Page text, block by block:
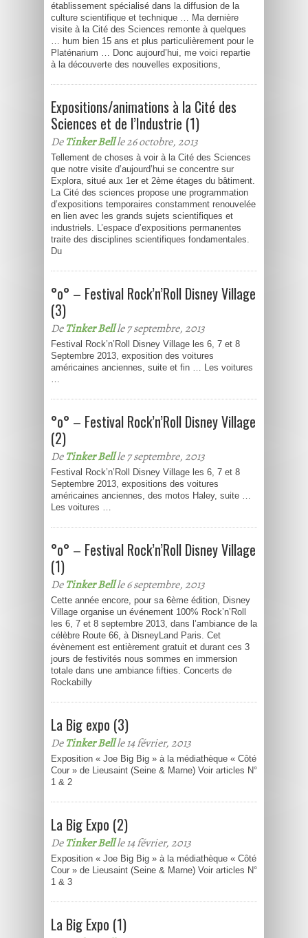
établissement spécialisé dans la diffusion de la
culture scientifique et technique … Ma dernière
visite à la Cité des Sciences remonte à quelques
… hum bien 15 ans et plus particulièrement pour le
Platénarium … Donc aujourd’hui, me voici repartie
à la découverte des nouvelles expositions,
Expositions/animations à la Cité des
Sciences et de l’Industrie (1)
DeTinker Bellle 26 octobre, 2013
Tellement de choses à voir à la Cité des Sciences
que notre visite d’aujourd’hui se concentre sur
Explora, situé aux 1er et 2ème étages du bâtiment.
La Cité des sciences propose une programmation
d’expositions temporaires constamment renouvelée
en lien avec les grands sujets scientifiques et
industriels. L’espace d’expositions permanentes
traite des disciplines scientifiques fondamentales.
Du
°o° – Festival Rock’n’Roll Disney Village
(3)
DeTinker Bellle 7 septembre, 2013
Festival Rock’n’Roll Disney Village les 6, 7 et 8
Septembre 2013, exposition des voitures
américaines anciennes, suite et fin … Les voitures
…
°o° – Festival Rock’n’Roll Disney Village
(2)
DeTinker Bellle 7 septembre, 2013
Festival Rock’n’Roll Disney Village les 6, 7 et 8
Septembre 2013, expositions des voitures
américaines anciennes, des motos Haley, suite …
Les voitures …
°o° – Festival Rock’n’Roll Disney Village
(1)
DeTinker Bellle 6 septembre, 2013
Cette année encore, pour sa 6ème édition, Disney
Village organise un événement 100% Rock’n’Roll
les 6, 7 et 8 septembre 2013, dans l’ambiance de la
célèbre Route 66, à DisneyLand Paris. Cet
évènement est entièrement gratuit et durant ces 3
jours de festivités nous sommes en immersion
totale dans une ambiance fifties. Concerts de
Rockabilly
La Big expo (3)
DeTinker Bellle 14 février, 2013
Exposition « Joe Big Big » à la médiathèque « Côté
Cour » de Lieusaint (Seine & Marne) Voir articles N°
1 & 2
La Big Expo (2)
DeTinker Bellle 14 février, 2013
Exposition « Joe Big Big » à la médiathèque « Côté
Cour » de Lieusaint (Seine & Marne) Voir articles N°
1 & 3
La Big Expo (1)